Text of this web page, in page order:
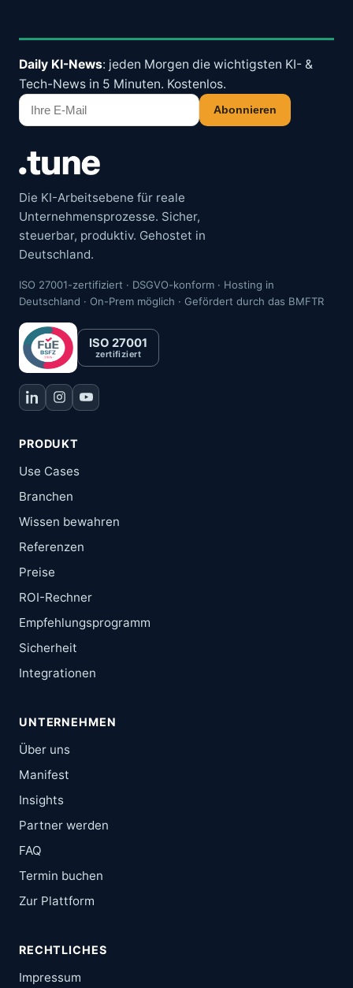
Daily KI-News: jeden Morgen die wichtigsten KI- &
Tech-News in 5 Minuten. Kostenlos.
Abonnieren
Die KI-Arbeitsebene für reale
Unternehmensprozesse. Sicher,
steuerbar, produktiv. Gehostet in
Deutschland.
ISO 27001-zertifiziert · DSGVO-konform · Hosting in
Deutschland · On-Prem möglich · Gefördert durch das BMFTR
ISO 27001
zertifiziert
PRODUKT
Use Cases
Branchen
Wissen bewahren
Referenzen
Preise
ROI-Rechner
Empfehlungsprogramm
Sicherheit
Integrationen
UNTERNEHMEN
Über uns
Manifest
Insights
Partner werden
FAQ
Termin buchen
Zur Plattform
RECHTLICHES
Impressum